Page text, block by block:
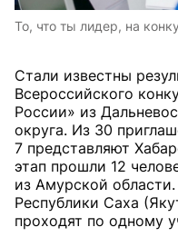
То, что ты лидер, на
Стали известны
Всероссийского
России» из
округа. Из 30
7 представляют
этап прошли 12
из Амурской
Республики Саха
проходят по одному